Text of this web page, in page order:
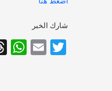
شارك الخبر
T
E
W